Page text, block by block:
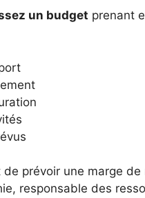
un budget prenant
de prévoir une marge
responsable des